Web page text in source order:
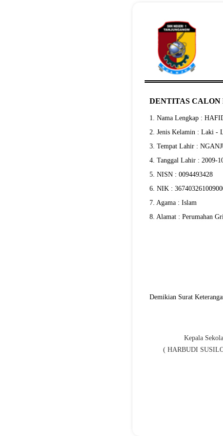
DENTITAS CALON
1. Nama Lengkap :
2. Jenis Kelamin : Laki -
3. Tempat Lahir :
4. Tanggal Lahir : 2009-
5. NISN : 0094493428
6. NIK :
7. Agama : Islam
8. Alamat : Perumahan
Demikian Surat
Kepala
( HARBUDI